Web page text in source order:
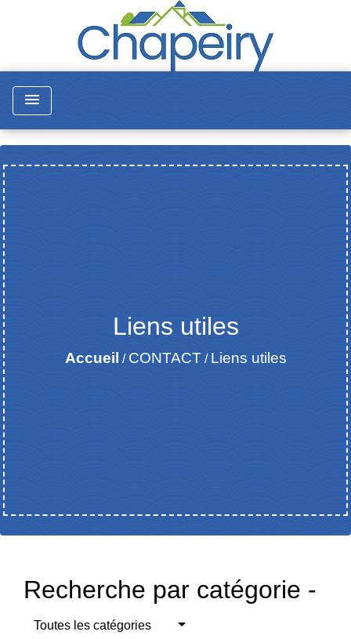
menu
Liens utiles
Accueil / CONTACT / Liens utiles
Recherche par catégorie -
Toutes les catégories